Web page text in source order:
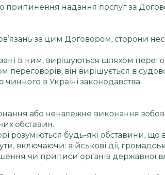
припинення надання послуг за
за цим Договором, сторони
із ним, вирішуються шляхом
він вирішується в
чинного в Україні законодавства.
або неналежне виконання
обставин.
будь-які обставини, що
включаючи: військові дії,
чи приписи органів державної